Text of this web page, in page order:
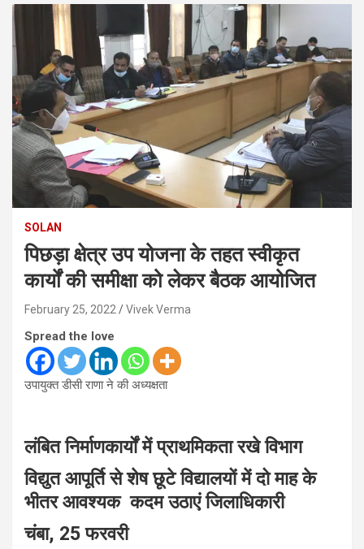
SOLAN
पिछड़ा क्षेत्र उप योजना के तहत स्वीकृत
कार्यों की समीक्षा को लेकर बैठक आयोजित
February 25, 2022 Vivek Verma
Spread the love
उपायुक्त डीसी राणा ने की अध्यक्षता
लंबित निर्माणकार्यों में प्राथमिकता रखे विभाग
विद्युत आपूर्ति से शेष छूटे विद्यालयों में दो माह के
भीतर आवश्यक कदम उठाएं जिलाधिकारी
चंबा, 25 फरवरी